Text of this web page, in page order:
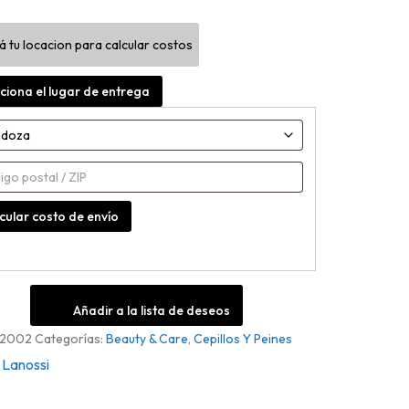
tu locacion para calcular costos
el lugar de entrega
costo de envío
Añadir a la lista de deseos
Categorías:Beauty & Care,Cepillos Y Peines
Lanossi